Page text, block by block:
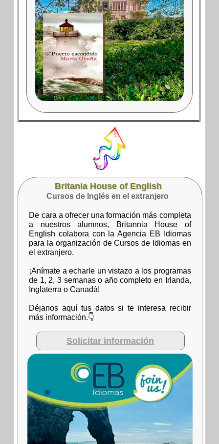
Britania House of English
Cursos de Inglés en el extranjero
De cara a ofrecer una formación más completa
a nuestros alumnos, Britannia House of
English colabora con la Agencia EB Idiomas
para la organización de Cursos de Idiomas en
el extranjero.
¡Anímate a echarle un vistazo a los programas
de 1, 2, 3 semanas o año completo en Irlanda,
Inglaterra o Canadá!
Déjanos aquí tus datos si te interesa recibir
más información.👇
Solicitar información